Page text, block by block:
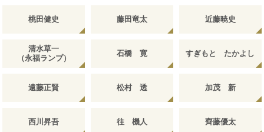
桃田健史 藤田竜太 近藤暁史
清水草一
（永福ランプ）
石橋 寛 すぎもと たかよし
遠藤正賢 松村 透 加茂 新
西川昇吾 往 機人 齊藤優太